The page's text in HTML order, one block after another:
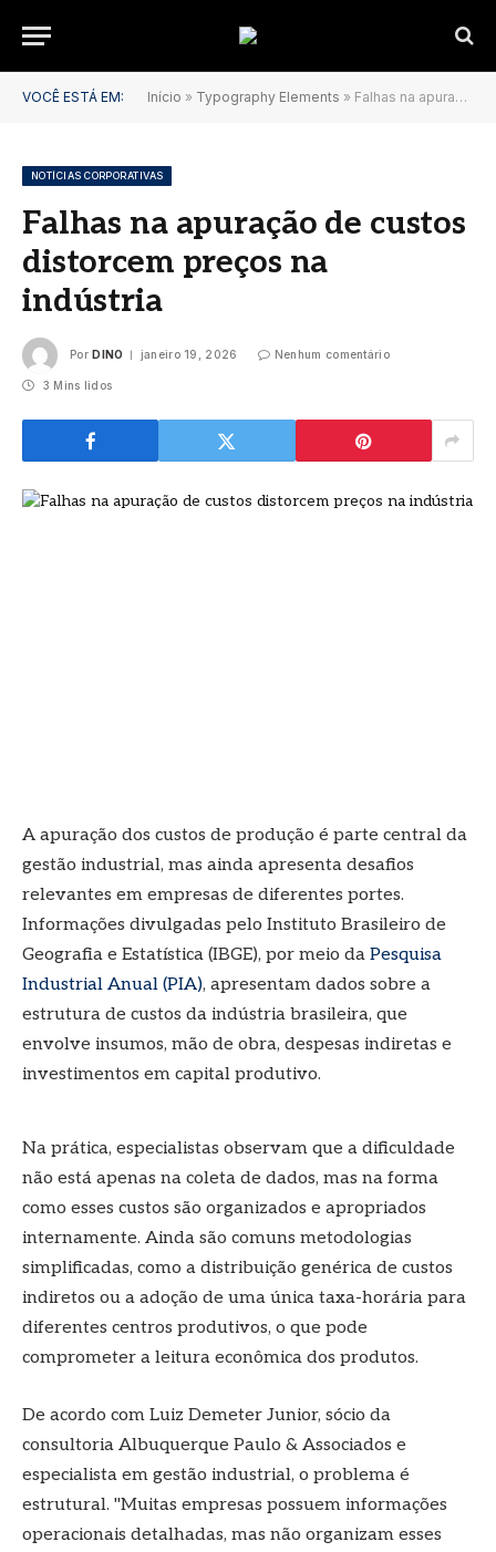
VOCÊ ESTÁ EM: Início » Typography Elements » Falhas na apuração de custos distorcem preços na indústria
NOTÍCIAS CORPORATIVAS
Falhas na apuração de custos
distorcem preços na
indústria
Por DINO janeiro 19, 2026 Nenhum comentário
3 Mins lidos
A apuração dos custos de produção é parte central da
gestão industrial, mas ainda apresenta desafios
relevantes em empresas de diferentes portes.
Informações divulgadas pelo Instituto Brasileiro de
Geografia e Estatística (IBGE), por meio da Pesquisa
Industrial Anual (PIA), apresentam dados sobre a
estrutura de custos da indústria brasileira, que
envolve insumos, mão de obra, despesas indiretas e
investimentos em capital produtivo.
Na prática, especialistas observam que a dificuldade
não está apenas na coleta de dados, mas na forma
como esses custos são organizados e apropriados
internamente. Ainda são comuns metodologias
simplificadas, como a distribuição genérica de custos
indiretos ou a adoção de uma única taxa-horária para
diferentes centros produtivos, o que pode
comprometer a leitura econômica dos produtos.
De acordo com Luiz Demeter Junior, sócio da
consultoria Albuquerque Paulo & Associados e
especialista em gestão industrial, o problema é
estrutural. "Muitas empresas possuem informações
operacionais detalhadas, mas não organizam esses